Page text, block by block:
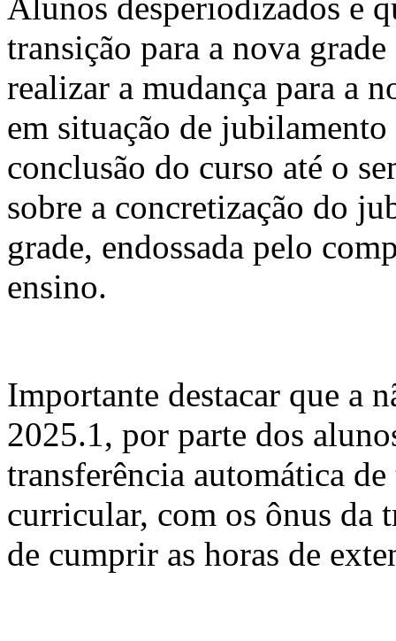
Alunos desperiodizados e
transição para a nova
realizar a mudança para a
em situação de
conclusão do curso até o
sobre a concretização do
grade, endossada pelo
ensino.
Importante destacar que a
2025.1, por parte dos
transferência automática
curricular, com os ônus da
de cumprir as horas de